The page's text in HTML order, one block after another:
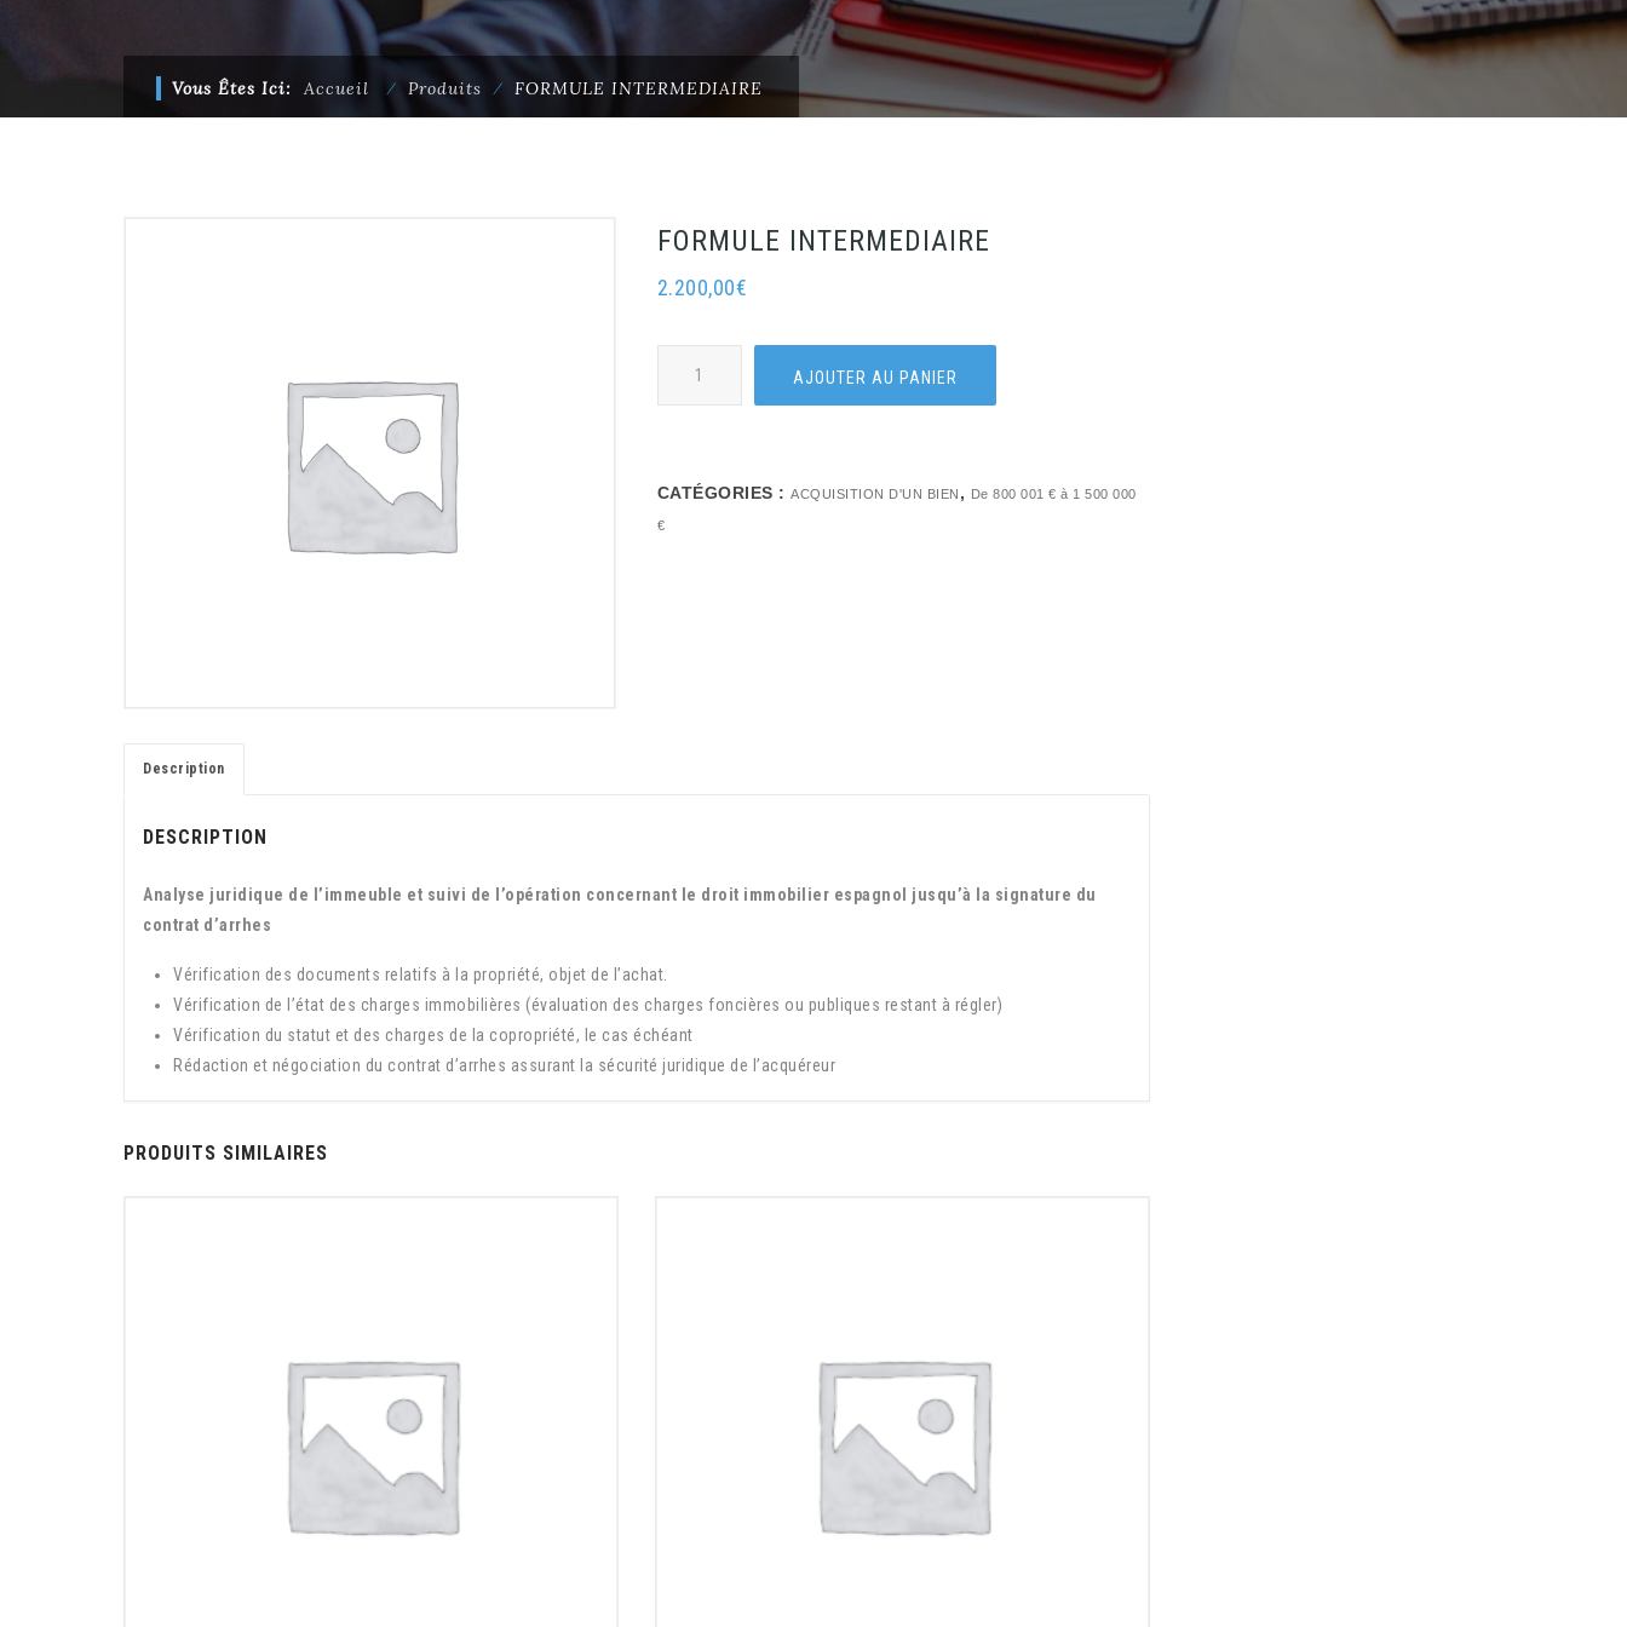
Vous Êtes Ici: Accueil ⁄ Produits ⁄ FORMULE INTERMEDIAIRE
FORMULE INTERMEDIAIRE
2.200,00€
AJOUTER AU PANIER
CATÉGORIES :ACQUISITION D'UN BIEN , De 800 001 € à 1 500 000
€
Description
DESCRIPTION
Analyse juridique de l’immeuble et suivi de l’opération concernant le droit immobilier espagnol jusqu’à la signature du
contrat d’arrhes
Vérification des documents relatifs à la propriété, objet de l’achat.
Vérification de l’état des charges immobilières (évaluation des charges foncières ou publiques restant à régler)
Vérification du statut et des charges de la copropriété, le cas échéant
Rédaction et négociation du contrat d’arrhes assurant la sécurité juridique de l’acquéreur
PRODUITS SIMILAIRES